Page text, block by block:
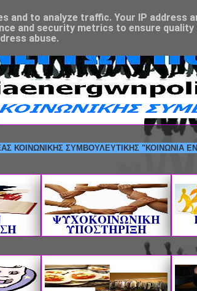
ΣΥΜΒΟΥΛΕΥΤΙΚΗΣ "ΚΟΙΝΩΝΙΑ ΕΝΕΡΓΩΝ
ΨΥΧΟΚΟΙΝΩΝΙΚΗ
ΥΠΟΣΤΗΡΙΞΗ
and to analyze traffic. Your IP address
and security metrics to ensure
abuse.